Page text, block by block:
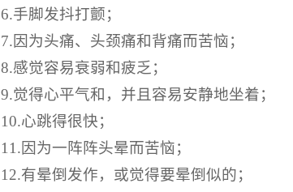
6.手脚发抖打颤；
7.因为头痛、头颈痛和背痛而苦恼；
8.感觉容易衰弱和疲乏；
9.觉得心平气和，并且容易安静地坐着；
10.心跳得很快；
11.因为一阵阵头晕而苦恼；
12.有晕倒发作，或觉得要晕倒似的；